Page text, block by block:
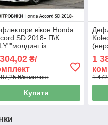
вікон Honda
SD 2018- П\К
із
W/S(168)
₴/
₴/комплект
Купити
1
1